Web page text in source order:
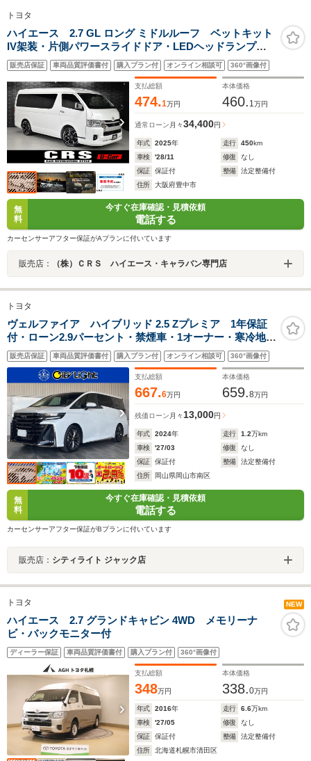
トヨタ
ハイエース 2.7 GL ロング ミドルルーフ ベットキット
IV架装・片側パワースライドドア・LEDヘッドランプ・
デジタルインナーミラー・パノラミックビューモニタ
ー・EJ-17 7J+43・ESSEX フロントリップスポイラー・
ローダウン2インチ・ストロークストッパー
販売店保証 車両品質評価書付 購入プラン付 オンライン相談可 360°画像付
支払総額
474.1万円
本体価格
460. 1万円
通常ローン 月々34,400円
年式 2025年 走行 450km
車検
'28/11 修復
なし
保証
保証付 整備
法定整備付
住所
大阪府豊中市
無
料
今すぐ在庫確認・見積依頼
電話する
カーセンサーアフター保証がAプランに付いています
販売店： （株）ＣＲＳ ハイエース・キャラバン専門店
トヨタ
ヴェルファイア ハイブリッド 2.5 Zプレミア 1年保証
付・ローン2.9パーセント・禁煙車・1オーナー・寒冷地仕
様・デジタルインナーミラー・ムーンルーフ・パノラミ
ックビューモニター・トヨタセーフティ・トヨタチーム
メイト・クルーズコントロール・ドラレコ
販売店保証 車両品質評価書付 購入プラン付 オンライン相談可 360°画像付
支払総額
667.6万円
本体価格
659.8万円
残価ローン 月々13,000円
年式 2024年 走行 1.2万km
車検
'27/03 修復
なし
保証
保証付 整備
法定整備付
住所
岡山県岡山市南区
無
料
今すぐ在庫確認・見積依頼
電話する
カーセンサーアフター保証がBプランに付いています
販売店： シティライト ジャック店
トヨタ NEW
ハイエース 2.7 グランドキャビン 4WD メモリーナ
ビ・バックモニター付
ディーラー保証 車両品質評価書付 購入プラン付 360°画像付
支払総額
348万円
本体価格
338.0万円
年式 2016年 走行 6.6万km
車検
'27/05 修復
なし
保証
保証付 整備
法定整備付
住所
北海道札幌市清田区